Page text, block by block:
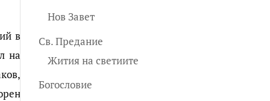
в
на
Нов Завет
Св. Предание
Жития на светиите
Богословие